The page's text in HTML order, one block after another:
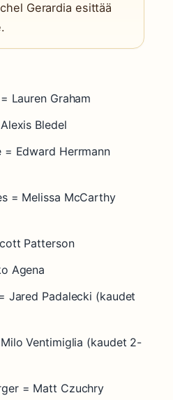
Gerardia esittää
Lauren Graham
Bledel
= Edward Herrmann
= Melissa McCarthy
Patterson
Agena
Jared Padalecki (kaudet
Ventimiglia (kaudet 2-
= Matt Czuchry